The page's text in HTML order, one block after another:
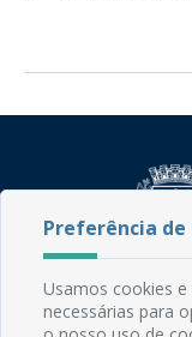
Rua do
CEP: 58.280-
Preferência de
Usamos cookies
necessárias para